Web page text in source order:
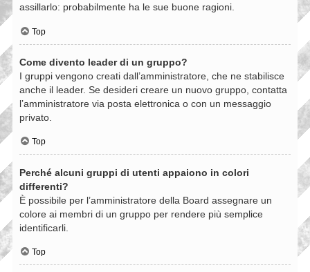
assillarlo: probabilmente ha le sue buone ragioni.
Top
Come divento leader di un gruppo?
I gruppi vengono creati dall’amministratore, che ne stabilisce
anche il leader. Se desideri creare un nuovo gruppo, contatta
l’amministratore via posta elettronica o con un messaggio
privato.
Top
Perché alcuni gruppi di utenti appaiono in colori
differenti?
È possibile per l’amministratore della Board assegnare un
colore ai membri di un gruppo per rendere più semplice
identificarli.
Top